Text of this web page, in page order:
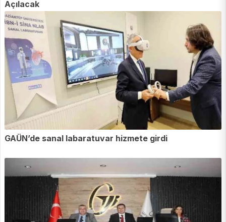
Açılacak
GAÜN’de sanal labaratuvar hizmete girdi